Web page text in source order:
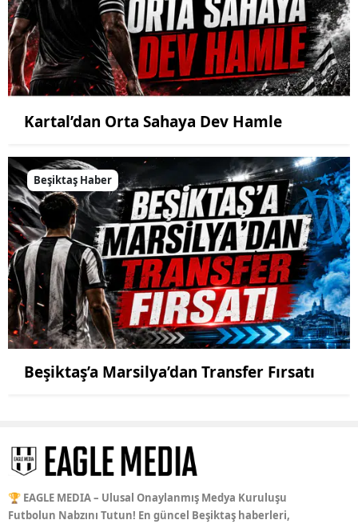
Kartal’dan Orta Sahaya Dev Hamle
Beşiktaş Haber
Beşiktaş’a Marsilya’dan Transfer Fırsatı
🏆 EAGLE MEDIA – Ulusal Onaylanmış Medya Kuruluşu
Futbolun Nabzını Tutun! En güncel Beşiktaş haberleri,